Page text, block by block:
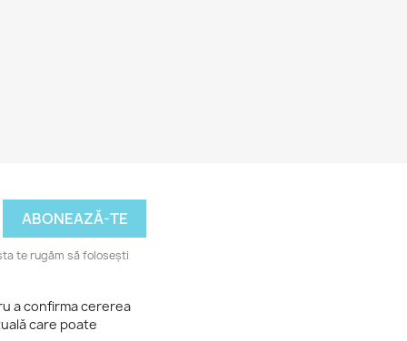
te rugăm să folosești
a confirma cererea
care poate